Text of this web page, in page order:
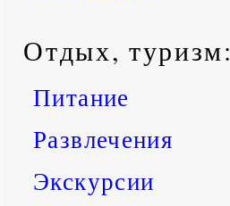
Отдых, туризм:
Питание
Развлечения
Экскурсии